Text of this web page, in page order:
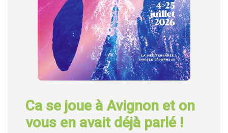
Ca se joue à Avignon et on
vous en avait déjà parlé !